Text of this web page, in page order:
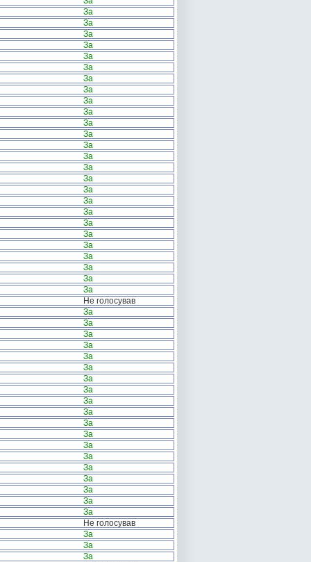
За
За
За
За
За
За
За
За
За
За
За
За
За
За
За
За
За
За
За
За
За
За
За
За
За
За
Не голосував
За
За
За
За
За
За
За
За
За
За
За
За
За
За
За
За
За
За
За
Не голосував
За
За
За